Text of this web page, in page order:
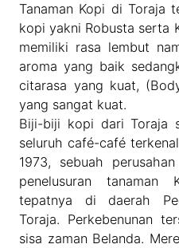
Tanaman Kopi di Toraja
kopi yakni Robusta serta
memiliki rasa lembut
aroma yang baik
citarasa yang kuat,
yang sangat kuat.
Biji-biji kopi dari Toraja
seluruh café-café
1973, sebuah
penelusuran
tepatnya di daerah
Toraja. Perkebenunan
sisa zaman Belanda.